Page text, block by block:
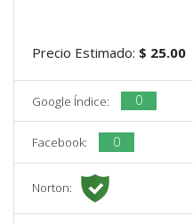
Precio Estimado: $ 25.00
Google Índice: 0
Facebook: 0
Norton: